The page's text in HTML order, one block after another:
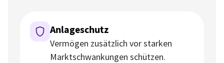
Anlageschutz
Vermögen zusätzlich vor starken
Marktschwankungen schützen.